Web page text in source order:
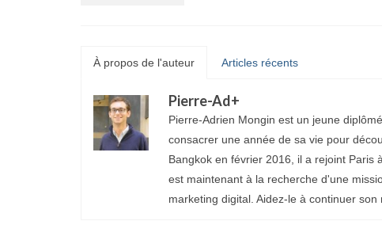
À propos de l'auteur Articles récents
Pierre-Ad+
Pierre-Adrien Mongin est un jeune
consacrer une année de sa vie pour
Bangkok en février 2016, il a rejoint Paris
est maintenant à la recherche d'une
marketing digital. Aidez-le à continuer son